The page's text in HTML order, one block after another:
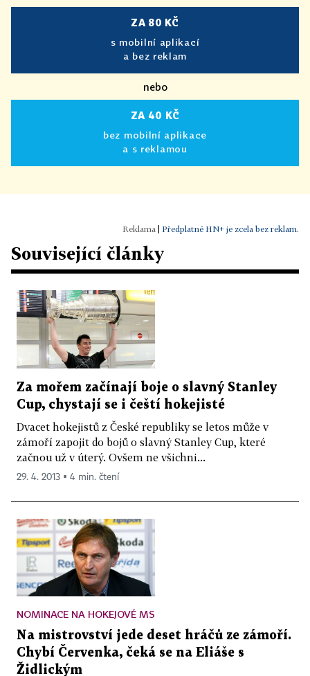
ZA 80 KČ
s mobilní aplikací
a bez reklam
nebo
ZA 40 KČ
bez mobilní aplikace
a s reklamou
Předplatné HN+ je zcela bez reklam.
Související články
Za mořem začínají boje o slavný Stanley
Cup, chystají se i čeští hokejisté
Dvacet hokejistů z České republiky se letos může v
zámoří zapojit do bojů o slavný Stanley Cup, které
začnou už v úterý. Ovšem ne všichni...
29. 4. 2013 ▪ 4 min. čtení
NOMINACE NA HOKEJOVÉ MS
Na mistrovství jede deset hráčů ze zámoří.
Chybí Červenka, čeká se na Eliáše s
Židlickým